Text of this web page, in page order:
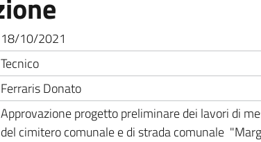
18/10/2021
Tecnico
Ferraris Donato
Approvazione progetto preliminare dei lavori di
del cimitero comunale e di strada comunale